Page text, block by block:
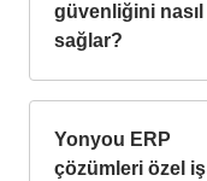
güvenliğini nasıl
sağlar?
Yonyou ERP
çözümleri özel iş